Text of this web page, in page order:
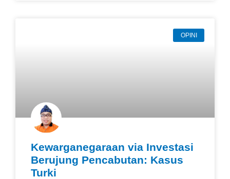
OPINI
Kewarganegaraan via Investasi
Berujung Pencabutan: Kasus
Turki